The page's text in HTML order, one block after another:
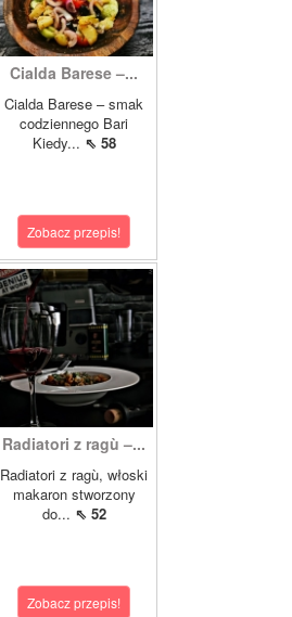
Cialda Barese –...
Cialda Barese – smak
codziennego Bari
Kiedy... ⇖ 58
Zobacz przepis!
Radiatori z ragù –...
Radiatori z ragù, włoski
makaron stworzony
do... ⇖ 52
Zobacz przepis!